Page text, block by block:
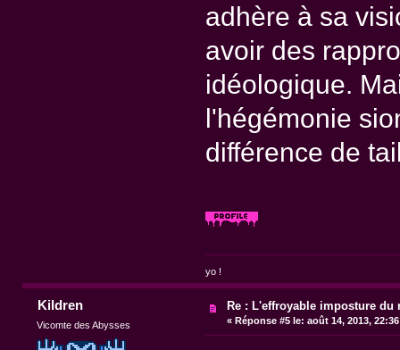
adhère à sa
avoir des
idéologique.
l'hégémonie
différence de
yo !
Kildren
Vicomte des Abysses
Re : L'effroyable imposture du
«Réponse #5 le: août 14, 2013,